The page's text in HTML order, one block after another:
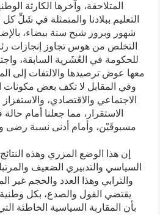
المتلاحقة، وآخرها الكارثة
التعليم ببلادنا والمتمثلة في شَلِّ
شهور وبروز شبح سنة بيضاء،
التخلص من هوس تجاوز إنجازات
للحكومة في العُشَرية السابقة،
معها عوض ترصيدها والالتفات إلى
وفي المقابل لا تكف بعض مكونات
الاجتماعي والاقتصادي، والاستفزاز
الاستقرار، مما جعلنا أمام
مسبوقَيْن، وأمام أدنى نسبة رضى
إن هذا الوضع المزري وهذه النتائج
السياسي والتدبيري الضعيف
والترابي وهذا العدد والحجم غير
يقتضي القول والصدع، بكل
بأن المقاربة السياسية الخاطئة